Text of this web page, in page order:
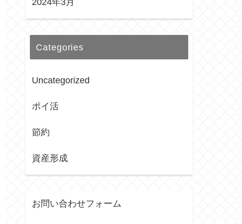
Categories
Uncategorized
ポイ活
節約
資産形成
お問い合わせフォーム